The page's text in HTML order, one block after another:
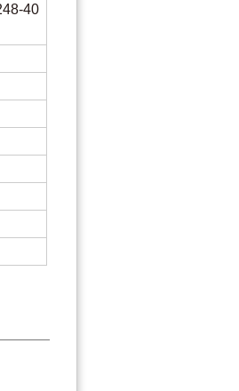
40